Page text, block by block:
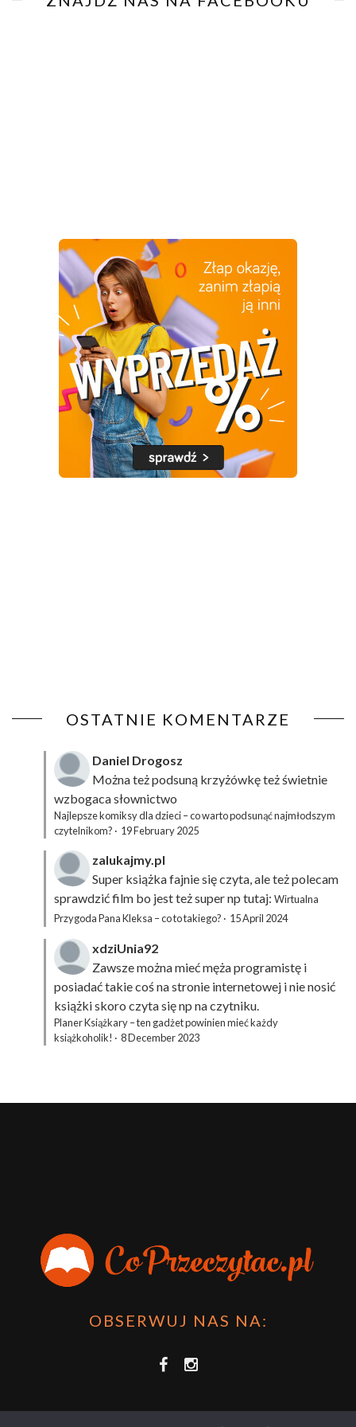
OSTATNIE KOMENTARZE
Daniel Drogosz
Można też podsuną krzyżówkęteż świetnie
wzbogaca słownictwo
Najlepsze komiksy dla dzieci – co warto podsunąć najmłodszym
czytelnikom? · 19 February 2025
zalukajmy.pl
Super książka fajnie się czyta, ale też polecam
sprawdzić film bo jest też super np tutaj: Wirtualna
Przygoda Pana Kleksa – co to takiego? · 15 April 2024
xdziUnia92
Zawsze można mieć męża programistę i
posiadać takie coś na stronie internetowej i nie nosić
książki skoro czyta się np na czytniku.
Planer Książkary – ten gadżet powinien mieć każdy
książkoholik! · 8 December 2023
OBSERWUJ NAS NA: